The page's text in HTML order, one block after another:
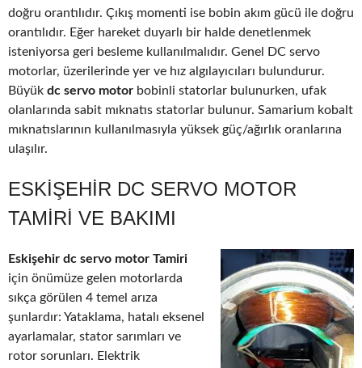
doğru orantılıdır. Çıkış momenti ise bobin akım gücü ile doğru
orantılıdır. Eğer hareket duyarlı bir halde denetlenmek
isteniyorsa geri besleme kullanılmalıdır. Genel DC servo
motorlar, üzerilerinde yer ve hız algılayıcıları bulundurur.
Büyük dc servo motor bobinli statorlar bulunurken, ufak
olanlarında sabit mıknatıs statorlar bulunur. Samarium kobalt
mıknatıslarının kullanılmasıyla yüksek güç/ağırlık oranlarına
ulaşılır.
ESKIŞEHIR DC SERVO MOTOR
TAMIRI VE BAKIMI
Eskişehir dc servo motor Tamiri
için önümüze gelen motorlarda
sıkça görülen 4 temel arıza
şunlardır: Yataklama, hatalı eksenel
ayarlamalar, stator sarımları ve
rotor sorunları. Elektrik